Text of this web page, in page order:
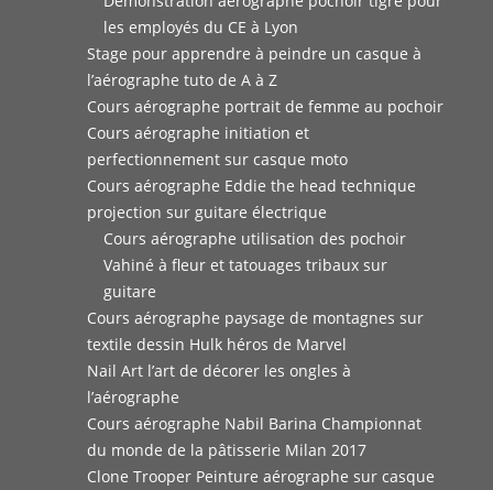
les employés du CE à Lyon
Stage pour apprendre à peindre un casque à
l’aérographe tuto de A à Z
Cours aérographe portrait de femme au pochoir
Cours aérographe initiation et
perfectionnement sur casque moto
Cours aérographe Eddie the head technique
projection sur guitare électrique
Cours aérographe utilisation des pochoir
Vahiné à fleur et tatouages tribaux sur
guitare
Cours aérographe paysage de montagnes sur
textile dessin Hulk héros de Marvel
Nail Art l’art de décorer les ongles à
l’aérographe
Cours aérographe Nabil Barina Championnat
du monde de la pâtisserie Milan 2017
Clone Trooper Peinture aérographe sur casque